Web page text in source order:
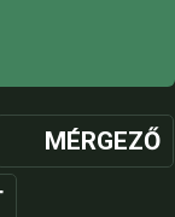
MÉRGEZŐ